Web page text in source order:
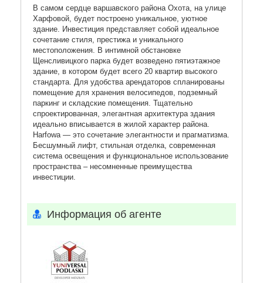
В самом сердце варшавского района Охота, на улице
Харфовой, будет построено уникальное, уютное
здание. Инвестиция представляет собой идеальное
сочетание стиля, престижа и уникального
местоположения. В интимной обстановке
Щенсливицкого парка будет возведено пятиэтажное
здание, в котором будет всего 20 квартир высокого
стандарта. Для удобства арендаторов спланированы
помещение для хранения велосипедов, подземный
паркинг и складские помещения. Тщательно
спроектированная, элегантная архитектура здания
идеально вписывается в жилой характер района.
Harfowa — это сочетание элегантности и прагматизма.
Бесшумный лифт, стильная отделка, современная
система освещения и функциональное использование
пространства – несомненные преимущества
инвестиции.
Информация об агенте